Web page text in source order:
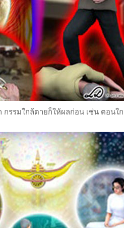
รรมใกล้ตายก็ให้ผลก่อน เช่น ตอนใ